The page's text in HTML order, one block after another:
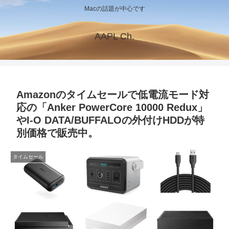
Macの話題が中心です
AAPL Ch.
Amazonのタイムセールで低電流モード対
応の「Anker PowerCore 10000 Redux」
やI-O DATA/BUFFALOの外付けHDDが特
別価格で販売中。
タイムセール